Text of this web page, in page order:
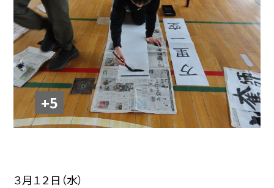
+5
３月１２日（水）